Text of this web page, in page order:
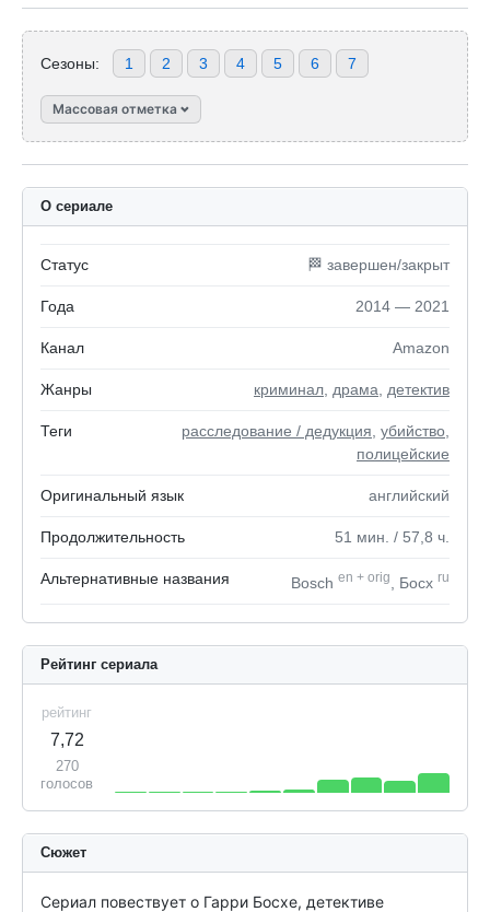
Сезоны: 1 2 3 4 5 6 7
Массовая отметка
О сериале
Статус 🏁 завершен/закрыт
Года 2014 — 2021
Канал Amazon
Жанры криминал драма детектив
Теги расследование / дедукция убийство
полицейские
Оригинальный язык английский
Продолжительность 51 мин. / 57,8 ч.
Альтернативные названия Bosch en + orig , Босх ru
Рейтинг сериала
рейтинг
7,72
270
голосов
Сюжет
Сериал повествует о Гарри Босхе, детективе